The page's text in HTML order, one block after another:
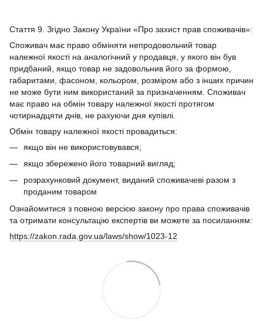
Стаття 9. Згідно Закону України «Про захист прав споживачів»:
Споживач має право обміняти непродовольчий товар
належної якості на аналогічний у продавця, у якого він був
придбаний, якщо товар не задовольнив його за формою,
габаритами, фасоном, кольором, розміром або з інших причин
не може бути ним використаний за призначенням. Споживач
має право на обмін товару належної якості протягом
чотирнадцяти днів, не рахуючи дня купівлі.
Обмін товару належної якості провадиться:
якщо він не використовувався;
якщо збережено його товарний вигляд;
розрахунковий документ, виданий споживачеві разом з
проданим товаром
Ознайомитися з повною версією закону про права споживачів
та отримати консультацію експертів ви можете за посиланням:
https://zakon.rada.gov.ua/laws/show/1023-12